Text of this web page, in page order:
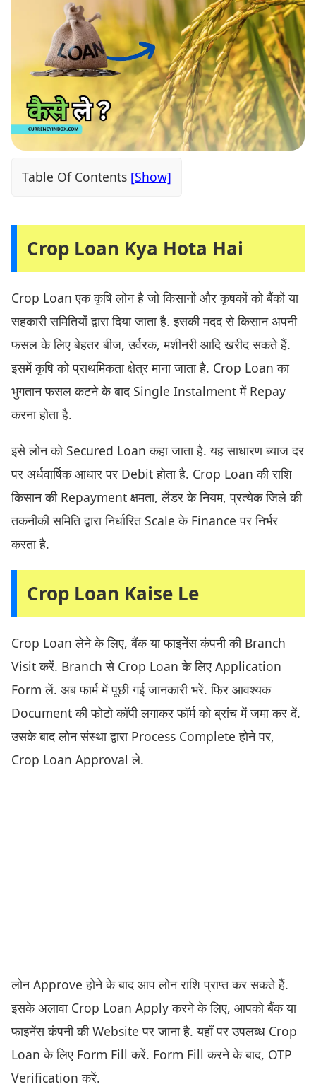
Table Of Contents
Crop Loan Kya Hota Hai
Crop Loan एक कृषि लोन है जो किसानों और कृषकों को बैंकों या
सहकारी समितियों द्वारा दिया जाता है. इसकी मदद से किसान अपनी
फसल के लिए बेहतर बीज, उर्वरक, मशीनरी आदि खरीद सकते हैं.
इसमें कृषि को प्राथमिकता क्षेत्र माना जाता है. Crop Loan का
भुगतान फसल कटने के बाद Single Instalment में Repay
करना होता है.
इसे लोन को Secured Loan कहा जाता है. यह साधारण ब्याज दर
पर अर्धवार्षिक आधार पर Debit होता है. Crop Loan की राशि
किसान की Repayment क्षमता, लेंडर के नियम, प्रत्येक जिले की
तकनीकी समिति द्वारा निर्धारित Scale के Finance पर निर्भर
करता है.
Crop Loan Kaise Le
Crop Loan लेने के लिए, बैंक या फाइनेंस कंपनी की Branch
Visit करें. Branch से Crop Loan के लिए Application
Form लें. अब फार्म में पूछी गई जानकारी भरें. फिर आवश्यक
Document की फोटो कॉपी लगाकर फॉर्म को ब्रांच में जमा कर दें.
उसके बाद लोन संस्था द्वारा Process Complete होने पर,
Crop Loan Approval ले.
लोन Approve होने के बाद आप लोन राशि प्राप्त कर सकते हैं.
इसके अलावा Crop Loan Apply करने के लिए, आपको बैंक या
फाइनेंस कंपनी की Website पर जाना है. यहाँ पर उपलब्ध Crop
Loan के लिए Form Fill करें. Form Fill करने के बाद, OTP
Verification करें.